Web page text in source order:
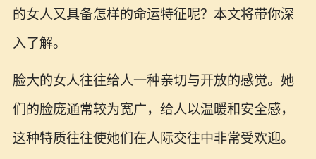
的女人又具备怎样的命运特征呢？本文将带你深
入了解。
脸大的女人往往给人一种亲切与开放的感觉。她
们的脸庞通常较为宽广，给人以温暖和安全感，
这种特质往往使她们在人际交往中非常受欢迎。